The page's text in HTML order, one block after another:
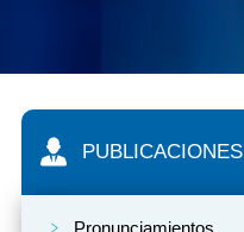
PUBLICACIONES